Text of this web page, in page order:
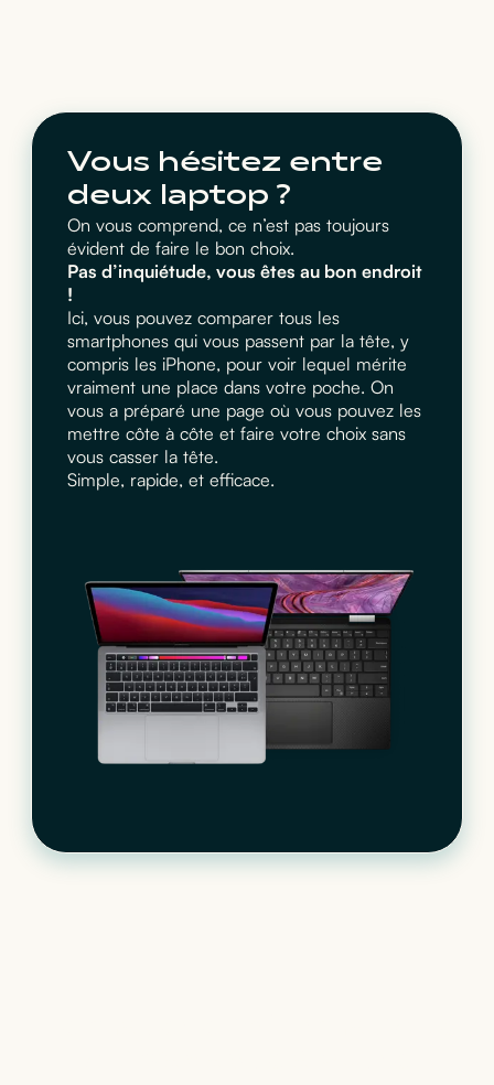
Vous hésitez entre
deux laptop ?
On vous comprend, ce n’est pas toujours
évident de faire le bon choix.
Pas d’inquiétude, vous êtes au bon endroit
!
Ici, vous pouvez comparer tous les
smartphones qui vous passent par la tête, y
compris les iPhone, pour voir lequel mérite
vraiment une place dans votre poche. On
vous a préparé une page où vous pouvez les
mettre côte à côte et faire votre choix sans
vous casser la tête.
Simple, rapide, et efficace.